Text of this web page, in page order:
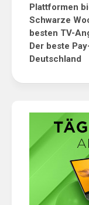
Plattformen
Schwarze
besten TV-
Der beste
Deutschland